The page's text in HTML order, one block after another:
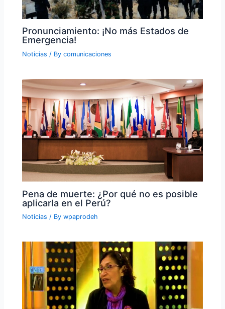
Pronunciamiento: ¡No más Estados de
Emergencia!
Noticias / Bycomunicaciones
Pena de muerte: ¿Por qué no es posible
aplicarla en el Perú?
Noticias / Bywpaprodeh